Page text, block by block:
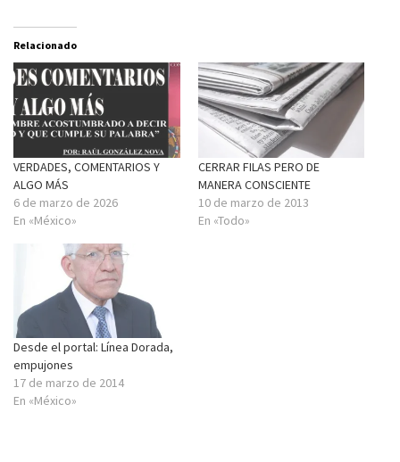
Relacionado
VERDADES, COMENTARIOS Y
ALGO MÁS
6 de marzo de 2026
En «México»
CERRAR FILAS PERO DE
MANERA CONSCIENTE
10 de marzo de 2013
En «Todo»
Desde el portal: Línea Dorada,
empujones
17 de marzo de 2014
En «México»